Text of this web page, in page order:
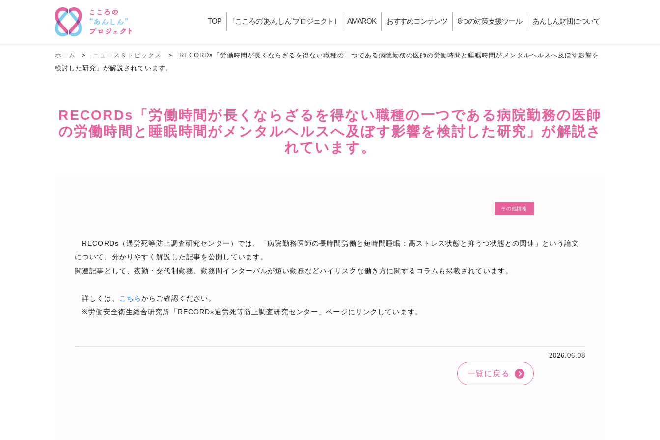
TOP ｢こころの"あんしん"プロジェクト｣ AMAROK おすすめコンテンツ 8つの対策支援ツール あんしん財団について
ホーム > ニュース＆トピックス >
RECORDs「労働時間が長くならざるを得ない職種の一つである病院勤務の医師の労働時間と睡眠時間がメンタルヘルスへ及ぼす影響を
検討した研究」が解説されています。
RECORDs「労働時間が長くならざるを得ない職種の一つである病院勤務の医師
の労働時間と睡眠時間がメンタルヘルスへ及ぼす影響を検討した研究」が解説さ
れています。
その他情報
RECORDs（過労死等防止調査研究センター）では、「病院勤務医師の長時間労働と短時間睡眠：高ストレス状態と抑うつ状態との関連」という論文
について、分かりやすく解説した記事を公開しています。
関連記事として、夜勤・交代制勤務、勤務間インターバルが短い勤務などハイリスクな働き方に関するコラムも掲載されています。
詳しくは、 こちらからご確認ください。
※労働安全衛生総合研究所「RECORDs過労死等防止調査研究センター」ページにリンクしています。
2026.06.08
一覧に戻る